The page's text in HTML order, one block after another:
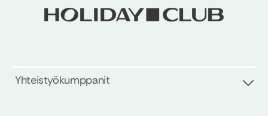
Yhteistyökumppanit